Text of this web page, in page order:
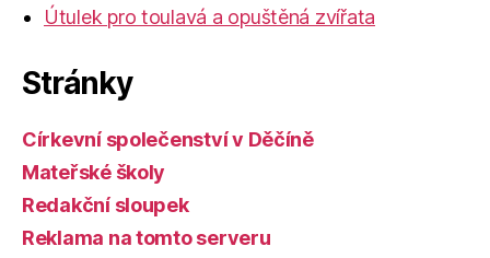
Útulek pro toulavá a opuštěná zvířata
Stránky
Církevní společenství v Děčíně
Mateřské školy
Redakční sloupek
Reklama na tomto serveru